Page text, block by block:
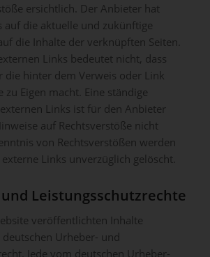
ersichtlich. Der Anbieter hat
auf die aktuelle und zukünftige
die Inhalte der verknüpften Seiten.
Links bedeutet nicht, dass
die hinter dem Verweis oder Link
zu Eigen macht. Eine ständige
Links ist für den Anbieter
auf Rechtsverstöße nicht
von Rechtsverstößen werden
Links unverzüglich gelöscht.
Leistungsschutzrechte
veröffentlichten Inhalte
Urheber- und
Jede vom deutschen Urheber-